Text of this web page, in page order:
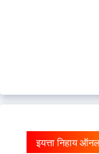
इयत्ता निहाय